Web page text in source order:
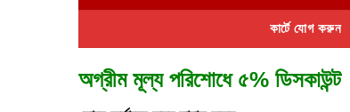
কার্টে যোগ করুন
অগ্রীম মূল্য পরিশোধে ৫% ডিসকাউন্ট